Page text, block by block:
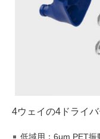
4ウェイの4ドライ
低域用：6μm PET